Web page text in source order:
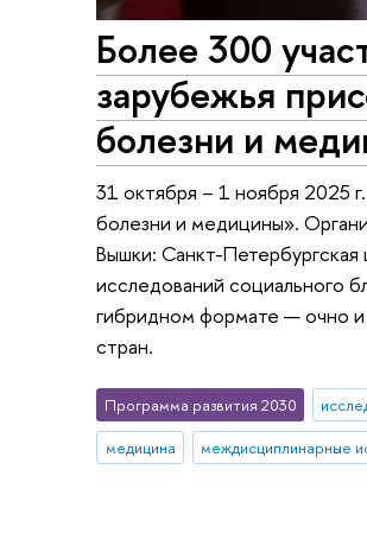
Более 300
зарубежья
болезни и
31 октября – 1 ноября 2025
болезни и медицины».
Вышки: Санкт-Петербургская
исследований социального
гибридном формате — очно и
стран.
Программа развития 2030
медицина
междисциплинарные